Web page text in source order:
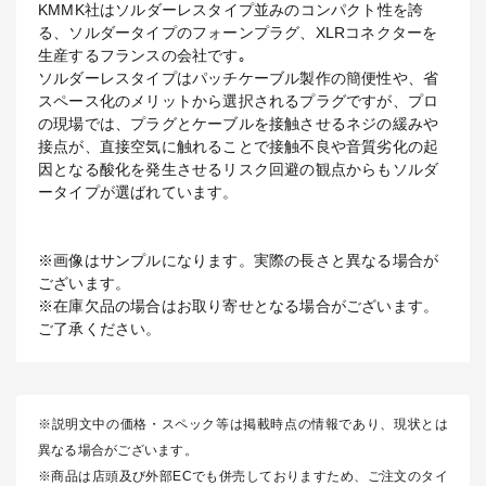
KMMK社はソルダーレスタイプ並みのコンパクト性を誇
る、ソルダータイプのフォーンプラグ、XLRコネクターを
生産するフランスの会社です｡
ソルダーレスタイプはパッチケーブル製作の簡便性や、省
スペース化のメリットから選択されるプラグですが、プロ
の現場では、プラグとケーブルを接触させるネジの緩みや
接点が、直接空気に触れることで接触不良や音質劣化の起
因となる酸化を発生させるリスク回避の観点からもソルダ
ータイプが選ばれています。
※画像はサンプルになります。実際の長さと異なる場合が
ございます。
※在庫欠品の場合はお取り寄せとなる場合がございます。
ご了承ください。
※説明文中の価格・スペック等は掲載時点の情報であり、現状とは
異なる場合がございます。
※商品は店頭及び外部ECでも併売しておりますため、ご注文のタイ